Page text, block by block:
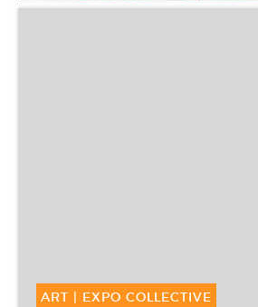
ART | EXPO COLLECTIVE